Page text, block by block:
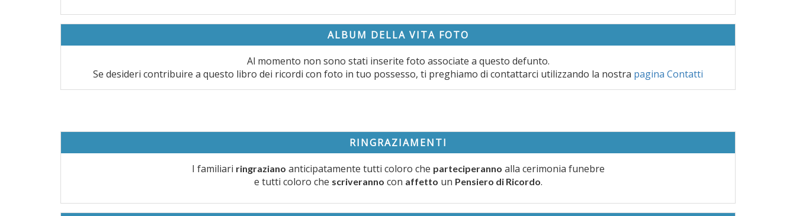
ALBUM DELLA VITA FOTO
Al momento non sono stati inserite foto associate a questo defunto.
Se desideri contribuire a questo libro dei ricordi con foto in tuo possesso, ti preghiamo di contattarci utilizzando la nostra pagina Contatti
RINGRAZIAMENTI
I familiari ringraziano anticipatamente tutti coloro che parteciperanno alla cerimonia funebre
e tutti coloro che scriveranno con affetto un Pensiero di Ricordo.